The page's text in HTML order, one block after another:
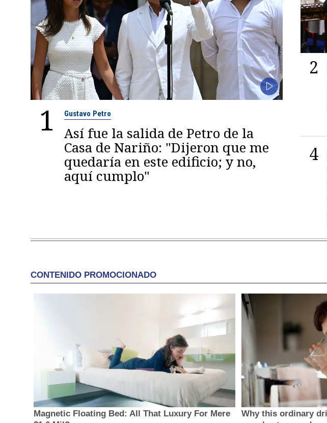
1 Gustavo Petro
Así fue la salida de Petro de la
Casa de Nariño: "Dijeron que me
quedaría en este edificio; y no,
aquí cumplo"
2
4